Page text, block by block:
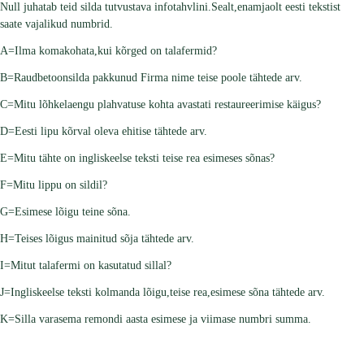
Null juhatab teid silda tutvustava infotahvlini.Sealt,enamjaolt eesti tekstist
saate vajalikud numbrid.
A=Ilma komakohata,kui kõrged on talafermid?
B=Raudbetoonsilda pakkunud Firma nime teise poole tähtede arv.
C=Mitu lõhkelaengu plahvatuse kohta avastati restaureerimise käigus?
D=Eesti lipu kõrval oleva ehitise tähtede arv.
E=Mitu tähte on ingliskeelse teksti teise rea esimeses sõnas?
F=Mitu lippu on sildil?
G=Esimese lõigu teine sõna.
H=Teises lõigus mainitud sõja tähtede arv.
I=Mitut talafermi on kasutatud sillal?
J=Ingliskeelse teksti kolmanda lõigu,teise rea,esimese sõna tähtede arv.
K=Silla varasema remondi aasta esimese ja viimase numbri summa.